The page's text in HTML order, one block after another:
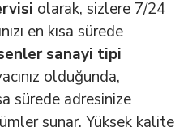
olarak, sizlere 7/24
en kısa sürede
sanayi tipi
olduğunda,
sürede adresinize
sunar. Yüksek kalite